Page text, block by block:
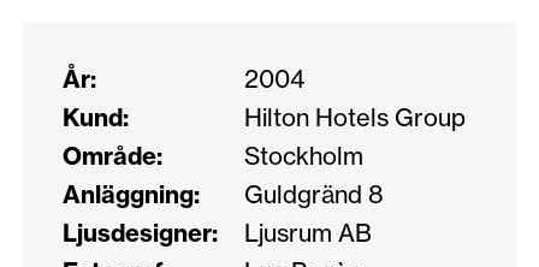
År:
2004
Kund:
Hilton Hotels Group
Område:
Stockholm
Anläggning:
Guldgränd 8
Ljusdesigner:
Ljusrum AB